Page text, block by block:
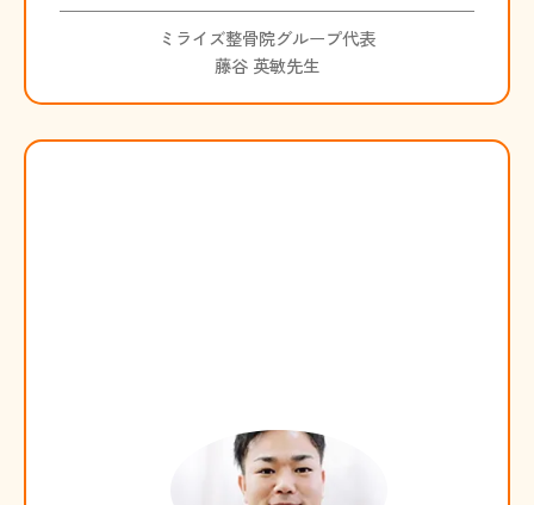
ミライズ整骨院グループ代表
藤谷 英敏先生